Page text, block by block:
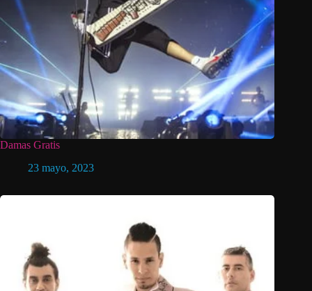
Damas Gratis
23 mayo, 2023